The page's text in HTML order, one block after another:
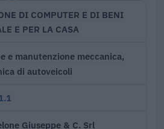
DI COMPUTER E DI BENI
E PER LA CASA
e manutenzione meccanica,
di autoveicoli
Giuseppe & C. Srl